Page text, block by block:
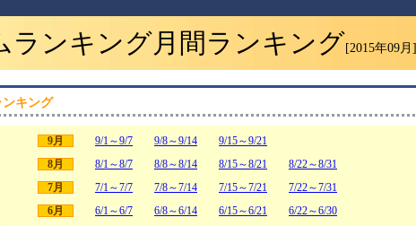
ランキング月間ランキング[2015年09月]
キング
9月 9/1～9/7 9/8～9/14
9/15～9/21
8月
8/1～8/7 8/8～8/14 8/15～8/21
8/22～8/31
7月
7/1～7/7 7/8～7/14 7/15～7/21
7/22～7/31
6月
6/1～6/7 6/8～6/14 6/15～6/21
6/22～6/30